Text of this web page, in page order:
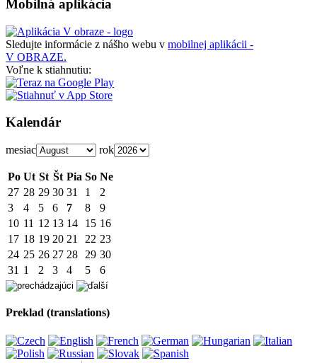
Mobilná aplikácia
Sledujte informácie z nášho webu v mobilnej aplikácii -
V OBRAZE.
Voľne k stiahnutiu:
Kalendár
mesiac rok
Po Ut St Št Pia So Ne
27 28 29 30 31 1
2
3
4 5 6 7 8
9
10 11 12 13 14 15 16
17 18 19 20 21 22 23
24 25 26 27 28 29 30
31 1 2 3 4 5 6
Preklad (translations)